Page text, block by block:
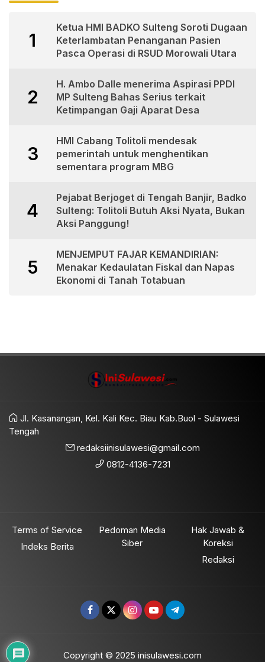
1
Ketua HMI BADKO Sulteng Soroti Dugaan
Keterlambatan Penanganan Pasien
Pasca Operasi di RSUD Morowali Utara
2
H. Ambo Dalle menerima Aspirasi PPDI
MP Sulteng Bahas Serius terkait
Ketimpangan Gaji Aparat Desa
3
HMI Cabang Tolitoli mendesak
pemerintah untuk menghentikan
sementara program MBG
4
Pejabat Berjoget di Tengah Banjir, Badko
Sulteng: Tolitoli Butuh Aksi Nyata, Bukan
Aksi Panggung!
5
MENJEMPUT FAJAR KEMANDIRIAN:
Menakar Kedaulatan Fiskal dan Napas
Ekonomi di Tanah Totabuan
Jl. Kasanangan, Kel. Kali Kec. Biau Kab.Buol - Sulawesi
Tengah
redaksiinisulawesi@gmail.com
0812-4136-7231
Terms of Service
Indeks Berita
Pedoman Media
Siber
Hak Jawab &
Koreksi
Redaksi
Copyright © 2025 inisulawesi.com